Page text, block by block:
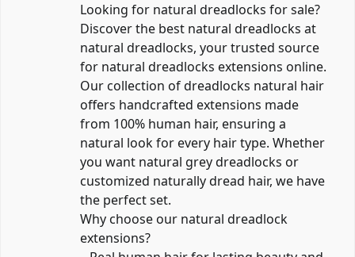
Looking for natural dreadlocks for sale?
Discover the best natural dreadlocks at
natural dreadlocks, your trusted source
for natural dreadlocks extensions online.
Our collection of dreadlocks natural hair
offers handcrafted extensions made
from 100% human hair, ensuring a
natural look for every hair type. Whether
you want natural grey dreadlocks or
customized naturally dread hair, we have
the perfect set.
Why choose our natural dreadlock
extensions?